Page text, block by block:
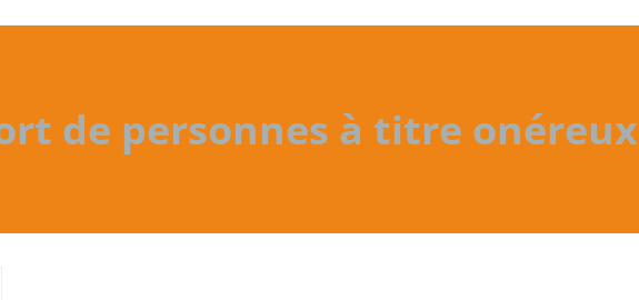
de personnes à titre onéreux